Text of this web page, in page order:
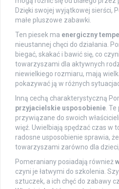
Dzięki swojej wyjątkowej sierści,
małe pluszowe zabawki.
Ten piesek ma energiczny
nieustannej chęci do działania.
biegać, skakać i bawić się, co
towarzyszami dla aktywnych
niewielkiego rozmiaru, mają
pokazywać ją w różnych
Inną cechą charakterystyczną
przyjacielskie usposobienie.
przywiązane do swoich
więź. Uwielbiają spędzać czas w
radosne usposobienie sprawia,
towarzyszami zarówno dla dzieci,
Pomeraniany posiadają również
czyni je łatwymi do szkolenia.
sztuczek, a ich chęć do zabawy